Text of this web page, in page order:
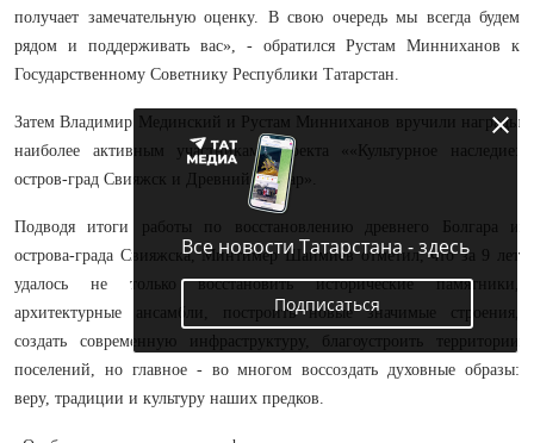
получает замечательную оценку. В свою очередь мы всегда будем
рядом и поддерживать вас», - обратился Рустам Минниханов к
Государственному Советнику Республики Татарстан.
Затем Владимир Мединский и Рустам Минниханов вручили награды
наиболее активным участникам проекта ««Культурное наследие:
остров-град Свияжск и Древний Болгар».
Подводя итоги работы по восстановлению древнего Болгара и
острова-града Свияжска, Минтимер Шаймиев отметил, что за 9 лет
удалось не только восстановить исторические памятники,
архитектурные ансамбли, построить новые значимые строения,
создать современную инфраструктуру, благоустроить территории
поселений, но главное - во многом воссоздать духовные образы:
веру, традиции и культуру наших предков.
Все новости Татарстана - здесь
Подписаться